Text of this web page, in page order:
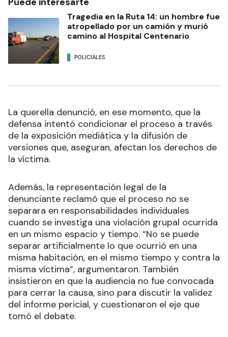
Tragedia en la Ruta 14: un hombre fue
atropellado por un camión y murió
camino al Hospital Centenario
POLICIALES
La querella denunció, en ese momento, que la
defensa intentó condicionar el proceso a través
de la exposición mediática y la difusión de
versiones que, aseguran, afectan los derechos de
la víctima.
Además, la representación legal de la
denunciante reclamó que el proceso no se
separara en responsabilidades individuales
cuando se investiga una violación grupal ocurrida
en un mismo espacio y tiempo. “No se puede
separar artificialmente lo que ocurrió en una
misma habitación, en el mismo tiempo y contra la
misma víctima”, argumentaron. También
insistieron en que la audiencia no fue convocada
para cerrar la causa, sino para discutir la validez
del informe pericial, y cuestionaron el eje que
tomó el debate.